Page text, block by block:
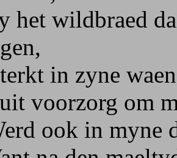
het wildbraed
in zyne
voorzorg om
ook in myne